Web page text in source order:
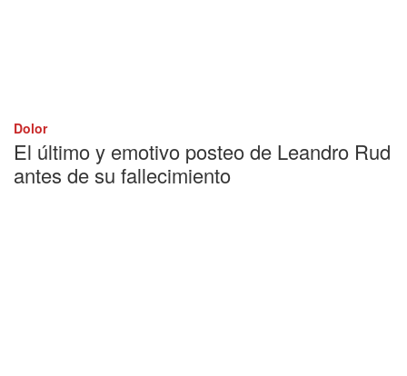
Dolor
El último y emotivo posteo de Leandro Rud
antes de su fallecimiento